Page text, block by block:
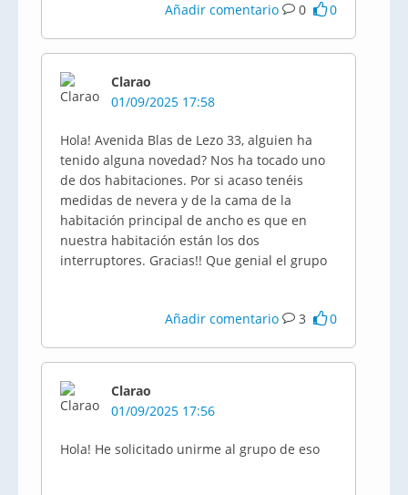
Añadir comentario 0 0
Clarao
01/09/2025 17:58
Hola! Avenida Blas de Lezo 33, alguien ha
tenido alguna novedad? Nos ha tocado uno
de dos habitaciones. Por si acaso tenéis
medidas de nevera y de la cama de la
habitación principal de ancho es que en
nuestra habitación están los dos
interruptores. Gracias!! Que genial el grupo
Añadir comentario 3 0
Clarao
01/09/2025 17:56
Hola! He solicitado unirme al grupo de eso